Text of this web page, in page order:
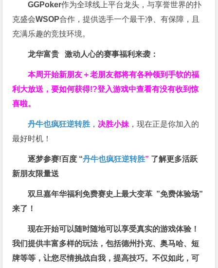
GGPoker作为全球线上平台龙头，与享誉世界的扑
克盛会WSOP合作，提供选手一个最干净、有保障，且
充满乐趣的竞技环境。
龙华富贵 激动人心的赛事福利来袭：
本周开始新朋友＋老朋友都将有各种领到手软的福
利大放送，要如何获得!?登入游戏中查看有没有收到惊
喜啦。
丹牛也疯狂逆转胜 ， 决胜小妹 ，现在正是你加入的
最好时机！
逐梦参赛!百度 “丹牛也疯狂逆转胜” 了解更多活跃
新朋友限量送
双旦嘉年华福利免费赛史上最大变革 ”免费体验场”
来了！
现在开始可以随时随地可以享受真实的游戏体验！
我们提供丰富多样的玩法，包括德州扑克、奥马哈、短
牌等等，让您尽情挑战自我，提高技巧。不仅如此，可